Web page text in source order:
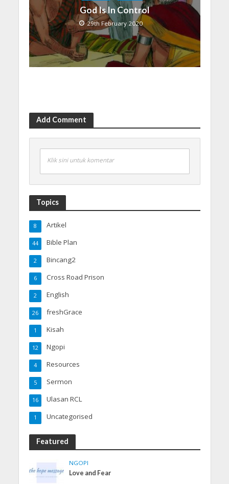
God Is In Control
29th February 2020
Add Comment
Klik sini untuk komentar
Topics
Artikel
8
Bible Plan
44
Bincang2
2
Cross Road Prison
6
English
2
freshGrace
26
Kisah
1
Ngopi
12
Resources
4
Sermon
5
Ulasan RCL
16
Uncategorised
1
Featured
NGOPI
Love and Fear